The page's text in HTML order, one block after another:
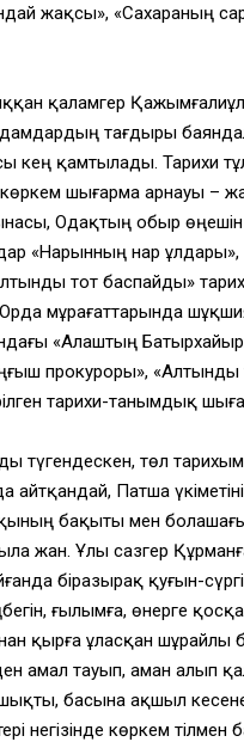
жақсы», «Сахараның
қаламгер
тағдыры
кең қамтылады. Тарихи
шығарма арнауы –
Одақтың обыр
«Нарынның нар
тот баспайды»
мұрағаттарында
«Алаштың
прокуроры»,
тарихи-танымдық
төл
Патша
бақыты мен
жан. Ұлы сазгер
біразырақ қуғын-
ғылымға, өнерге
қырға ұласқан шұрайлы
амал тауып, аман алып
басына ақшыл
негізінде көркем тілмен